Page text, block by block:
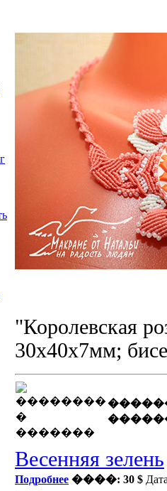
"Королевская
30x40x7мм;
Весенняя зелень
Подробнее ����: 30 $